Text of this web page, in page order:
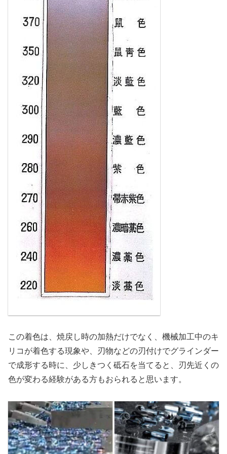
この着色は、焼戻し時の加熱だけでなく、機械加工中のキ
リコが着色する現象や、刃物などの刃付けでグラインダー
で成形する時に、少しきつく砥石を当てると、刃先近くの
色が変わる経験がある方もおられると思います。